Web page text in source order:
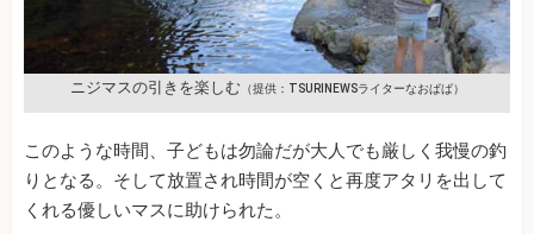
ニジマスの引きを楽しむ （提供：TSURINEWSライターなおぱぱ）
このような時間、子どもは勿論だが大人でも厳しく我慢の釣
りとなる。そして放置され時間が空くと再度アタリを出して
くれる優しいマスに助けられた。